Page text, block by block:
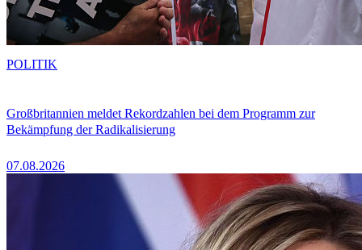
Großbritannien meldet Rekordzahlen bei dem Programm zur
Bekämpfung der Radikalisierung
07.08.2026
POLITIK